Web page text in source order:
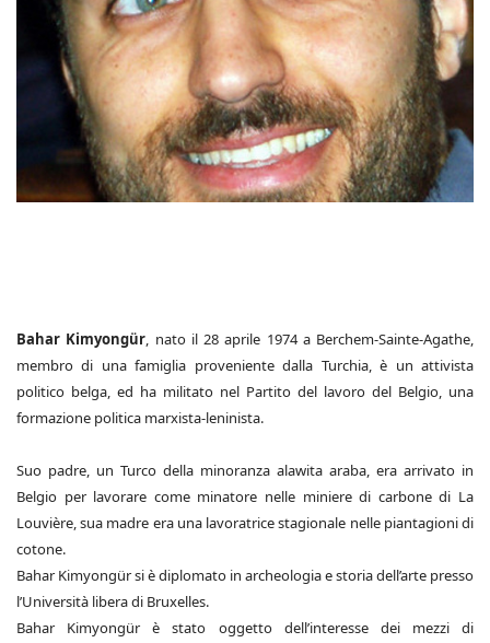
Bahar Kimyongür, nato il 28 aprile 1974 a Berchem-Sainte-Agathe,
membro di una famiglia proveniente dalla Turchia, è un attivista
politico belga, ed ha militato nel Partito del lavoro del Belgio, una
formazione politica marxista-leninista.
Suo padre, un Turco della minoranza alawita araba, era arrivato in
Belgio per lavorare come minatore nelle miniere di carbone di La
Louvière, sua madre era una lavoratrice stagionale nelle piantagioni di
cotone.
Bahar Kimyongür si è diplomato in archeologia e storia dell’arte presso
l’Università libera di Bruxelles.
Bahar Kimyongür è stato oggetto dell’interesse dei mezzi di